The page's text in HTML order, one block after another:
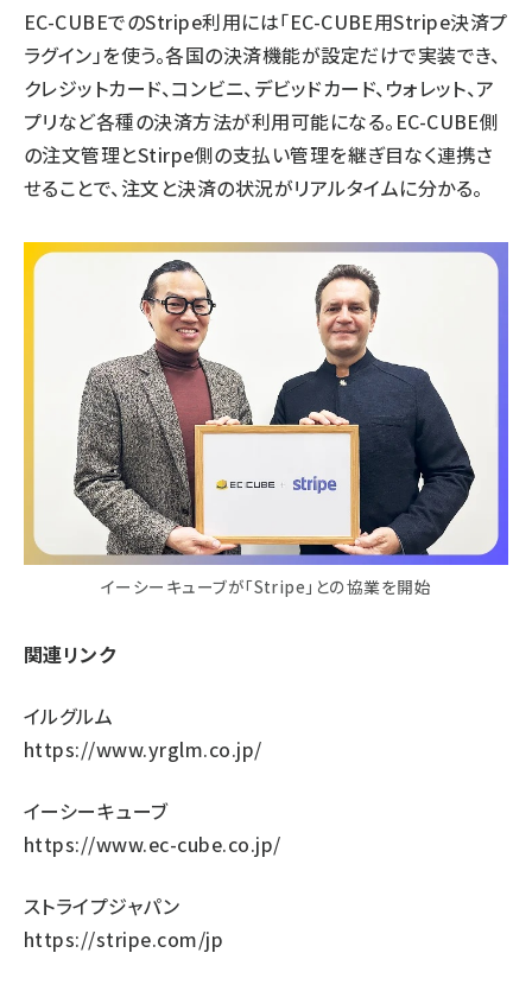
EC-CUBEでのStripe利用には「EC-CUBE用Stripe決済プ
ラグイン」を使う。各国の決済機能が設定だけで実装でき、
クレジットカード、コンビニ、デビッドカード、ウォレット、ア
プリなど各種の決済方法が利用可能になる。EC-CUBE側
の注文管理とStirpe側の支払い管理を継ぎ目なく連携さ
せることで、注文と決済の状況がリアルタイムに分かる。
イーシーキューブが「Stripe」との協業を開始
関連リンク
イルグルム
https://www.yrglm.co.jp/
イーシーキューブ
https://www.ec-cube.co.jp/
ストライプジャパン
https://stripe.com/jp